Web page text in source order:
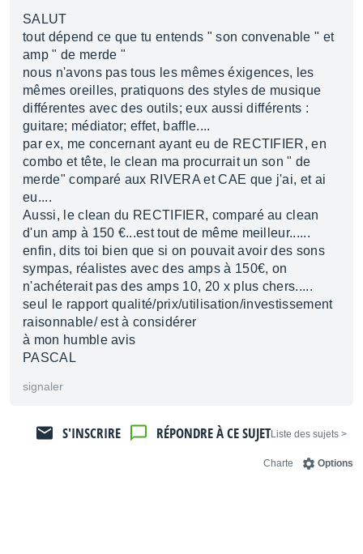
SALUT
tout dépend ce que tu entends " son convenable " et
amp " de merde "
nous n'avons pas tous les mêmes éxigences, les
mêmes oreilles, pratiquons des styles de musique
différentes avec des outils; eux aussi différents :
guitare; médiator; effet, baffle....
par ex, me concernant ayant eu de RECTIFIER, en
combo et tête, le clean ma procurrait un son " de
merde" comparé aux RIVERA et CAE que j'ai, et ai
eu....
Aussi, le clean du RECTIFIER, comparé au clean
d'un amp à 150 €...est tout de même meilleur......
enfin, dits toi bien que si on pouvait avoir des sons
sympas, réalistes avec des amps à 150€, on
n'achéterait pas des amps 10, 20 x plus chers.....
seul le rapport qualité/prix/utilisation/investissement
raisonnable/ est à considérer
à mon humble avis
PASCAL
signaler
< Liste des sujets
RÉPONDRE À CE SUJET
S'INSCRIRE
Options
Charte